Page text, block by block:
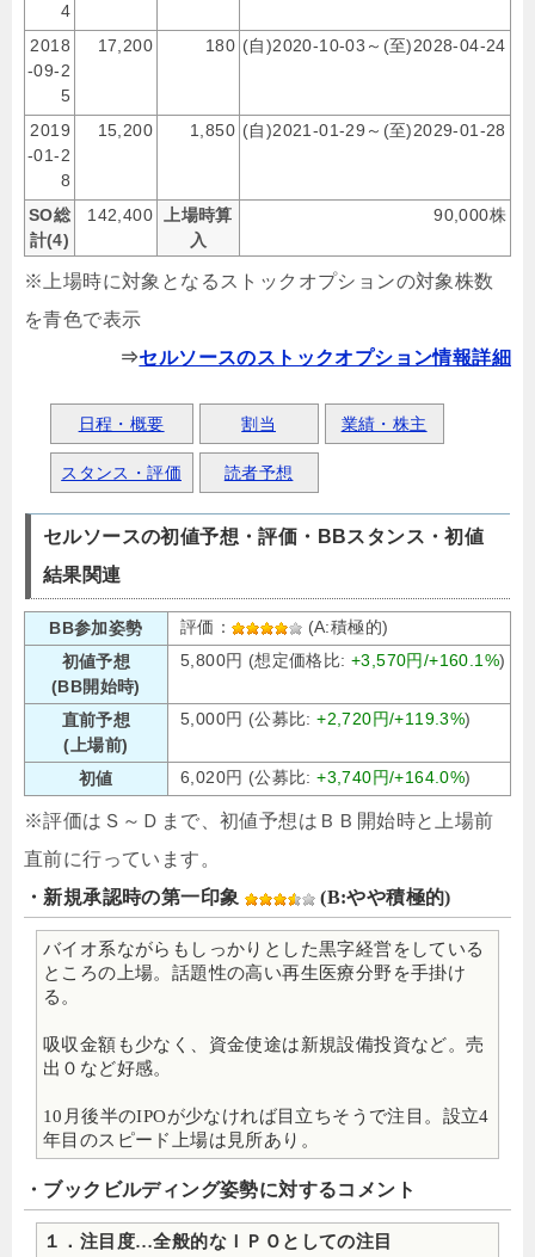
4
2018
-09-2
5
17,200 180 (自)2020-10-03～(至)2028-04-24
2019
-01-2
8
15,200 1,850 (自)2021-01-29～(至)2029-01-28
SO総
計(4)
142,400 上場時算
入
90,000株
※上場時に対象となるストックオプションの対象株数
を青色で表示
⇒セルソースのストックオプション情報詳細
日程・概要 割当 業績・株主
スタンス・評価 読者予想
セルソースの初値予想・評価・BBスタンス・初値
結果関連
BB参加姿勢 評価：
(A:積極的)
初値予想
(BB開始時)
5,800円 (想定価格比: +3,570円/+160.1%)
直前予想
(上場前)
5,000円 (公募比:+2,720円/+119.3%)
初値 6,020円 (公募比:+3,740円/+164.0%)
※評価はＳ～Ｄまで、初値予想はＢＢ開始時と上場前
直前に行っています。
・新規承認時の第一印象
(B:やや積極的)
バイオ系ながらもしっかりとした黒字経営をしている
ところの上場。話題性の高い再生医療分野を手掛け
る。
吸収金額も少なく、資金使途は新規設備投資など。売
出０など好感。
10月後半のIPOが少なければ目立ちそうで注目。設立4
年目のスピード上場は見所あり。
・ブックビルディング姿勢に対するコメント
１．注目度…全般的なＩＰＯとしての注目